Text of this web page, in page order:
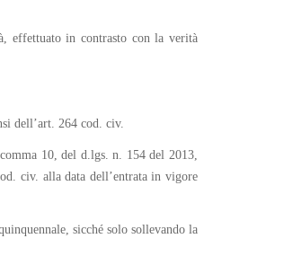
effettuato in contrasto con la verità
dell’art. 264 cod. civ.
10, del d.lgs. n. 154 del 2013,
civ. alla data dell’entrata in vigore
sicché solo sollevando la